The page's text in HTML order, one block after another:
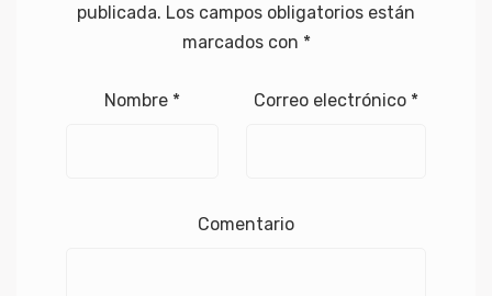
publicada. Los campos obligatorios están
marcados con *
Nombre * Correo electrónico *
Comentario